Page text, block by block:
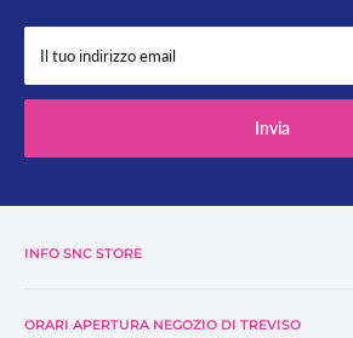
Il tuo indirizzo email
Invia
INFO SNC STORE
Contattaci
ORARI APERTURA NEGOZIO DI TREVISO